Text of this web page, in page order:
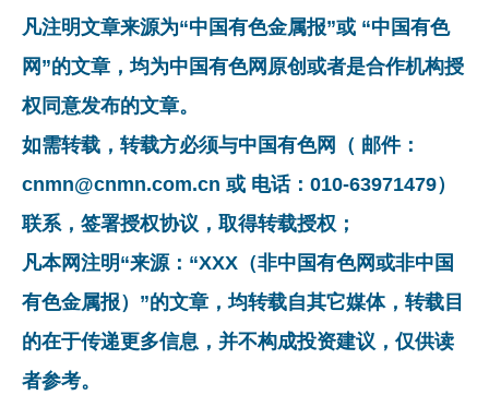
凡注明文章来源为“中国有色金属报”或 “中国有色
网”的文章，均为中国有色网原创或者是合作机构授
权同意发布的文章。
如需转载，转载方必须与中国有色网（ 邮件：
cnmn@cnmn.com.cn 或 电话：010-63971479）
联系，签署授权协议，取得转载授权；
凡本网注明“来源：“XXX（非中国有色网或非中国
有色金属报）”的文章，均转载自其它媒体，转载目
的在于传递更多信息，并不构成投资建议，仅供读
者参考。